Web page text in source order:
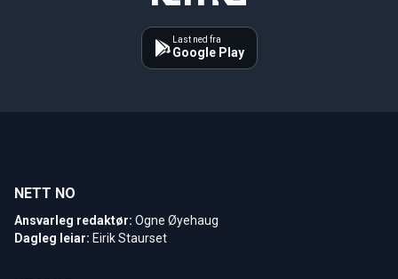
Last ned fra
Google Play
NETT NO
Ansvarleg redaktør: Ogne Øyehaug
Dagleg leiar: Eirik Staurset